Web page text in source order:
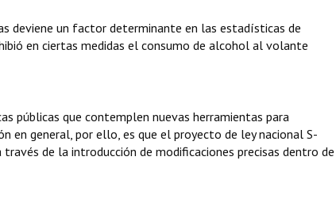
deviene un factor determinante en las estadísticas de
en ciertas medidas el consumo de alcohol al volante
públicas que contemplen nuevas herramientas para
en general, por ello, es que el proyecto de ley nacional S-
de la introducción de modificaciones precisas dentro de